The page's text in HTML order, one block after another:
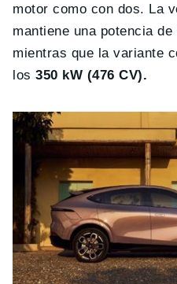
motor como con dos. La
mantiene una potencia de
mientras que la variante
los350 kW (476 CV).